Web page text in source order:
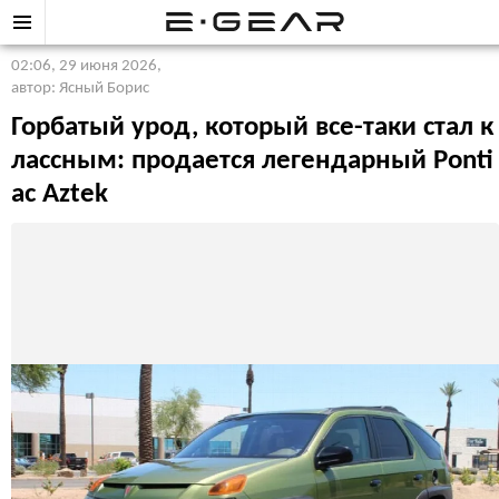
02:06, 29 июня 2026,
автор: Ясный Борис
Горбатый урод, который все-таки стал к
лассным: продается легендарный Ponti
ac Aztek